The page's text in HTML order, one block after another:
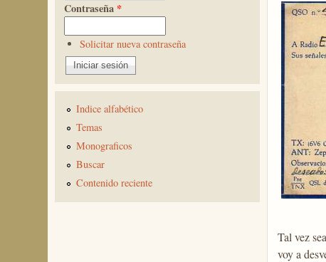
Tal vez
voy a
Contraseña *
Solicitar nueva contraseña
Indice alfabético
Temas
Monograficos
Buscar
Contenido reciente